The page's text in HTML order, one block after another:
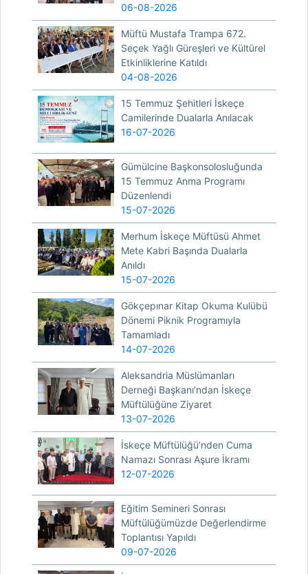
06-08-2026
Müftü Mustafa Trampa 672.
Seçek Yağlı Güreşleri ve Kültürel
Etkinliklerine Katıldı
04-08-2026
15 Temmuz Şehitleri İskeçe
Camilerinde Dualarla Anılacak
16-07-2026
Gümülcine Başkonsolosluğunda
15 Temmuz Anma Programı
Düzenlendi
15-07-2026
Merhum İskeçe Müftüsü Ahmet
Mete Kabri Başında Dualarla
Anıldı
15-07-2026
Gökçepınar Kitap Okuma Kulübü
Dönemi Piknik Programıyla
Tamamladı
14-07-2026
Aleksandria Müslümanları
Derneği Başkanı’ndan İskeçe
Müftülüğüne Ziyaret
13-07-2026
İskeçe Müftülüğü’nden Cuma
Namazı Sonrası Aşure İkramı
12-07-2026
Eğitim Semineri Sonrası
Müftülüğümüzde Değerlendirme
Toplantısı Yapıldı
09-07-2026